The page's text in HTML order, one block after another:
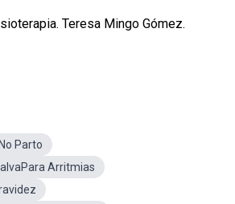
Teresa Mingo Gómez.
Parto
Arritmias